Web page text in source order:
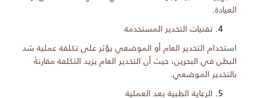
العيادة.
تقنيات التخدير المستخدمة
استخدام التخدير العام أو الموضعي يؤثر على تكلفة عملية شد
البطن في البحرين، حيث أن التخدير العام يزيد التكلفة مقارنةً
بالتخدير الموضعي.
الرعاية الطبية بعد العملية